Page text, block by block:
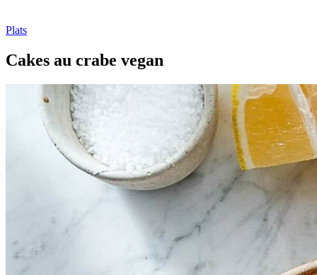
Plats
Cakes au crabe vegan